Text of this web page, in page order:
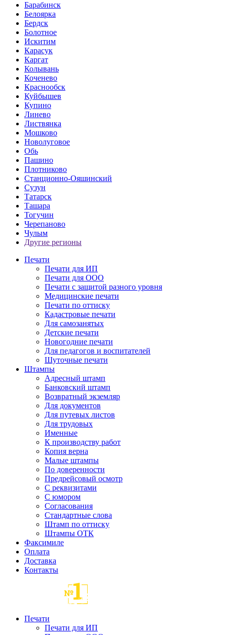
Барабинск
Белоярка
Бердск
Болотное
Искитим
Карасук
Каргат
Колывань
Коченево
Краснообск
Куйбышев
Купино
Линево
Листвянка
Мошково
Новолуговое
Обь
Пашино
Плотниково
Станционно-Ояшинский
Сузун
Татарск
Ташара
Тогучин
Черепаново
Чулым
Другие регионы
Печати
Печати для ИП
Печати для ООО
Печати с защитой разного уровня
Медицинские печати
Печати по оттиску
Кадастровые печати
Для самозанятых
Детские печати
Новогодние печати
Для педагогов и воспитателей
Шуточные печати
Штампы
Адресный штамп
Банковский штамп
Возвратный экземляр
Для документов
Для путевых листов
Для трудовых
Именные
К производству работ
Копия верна
Малые штампы
По доверенности
Предрейсовый осмотр
С реквизитами
С юмором
Согласования
Стандартные слова
Штамп по оттиску
Штампы ОТК
Факсимиле
Оплата
Доставка
Контакты
Печати
Печати для ИП